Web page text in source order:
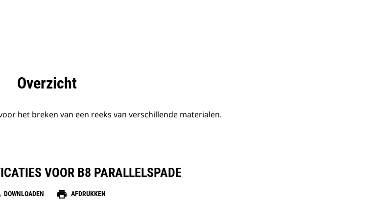
Overzicht
het breken van een reeks van verschillende materialen.
VOOR B8 PARALLELSPADE
DOWNLOADEN print AFDRUKKEN